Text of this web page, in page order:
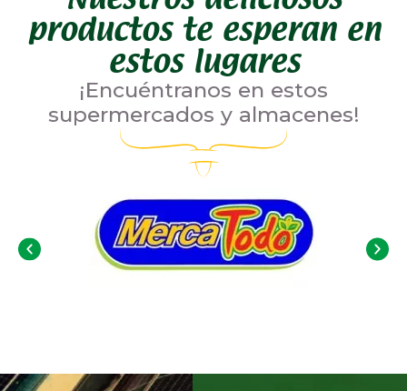
productos te esperan en
estos lugares
¡Encuéntranos en estos
supermercados y almacenes!